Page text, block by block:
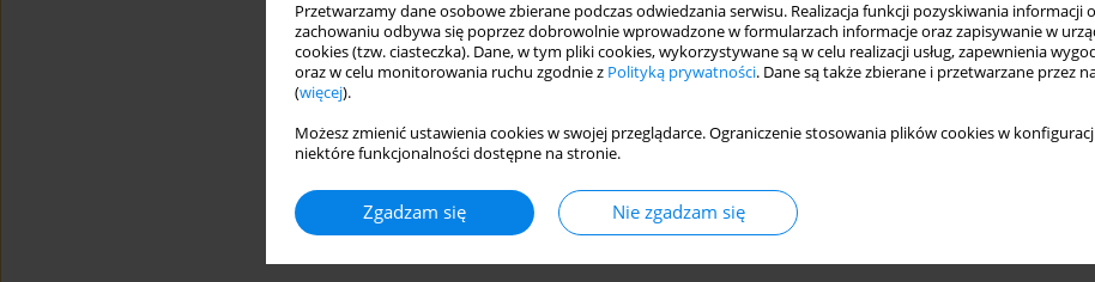
Przetwarzamy dane osobowe zbierane podczas odwiedzania serwisu. Realizacja funkcji pozyskiwania informacji
zachowaniu odbywa się poprzez dobrowolnie wprowadzone w formularzach informacje oraz zapisywanie w
cookies (tzw. ciasteczka). Dane, w tym pliki cookies, wykorzystywane są w celu realizacji usług, zapewnienia
oraz w celu monitorowania ruchu zgodnie z Polityką prywatności. Dane są także zbierane i przetwarzane przez
(więcej).
Możesz zmienić ustawienia cookies w swojej przeglądarce. Ograniczenie stosowania plików cookies w
niektóre funkcjonalności dostępne na stronie.
Zgadzam się Nie zgadzam się